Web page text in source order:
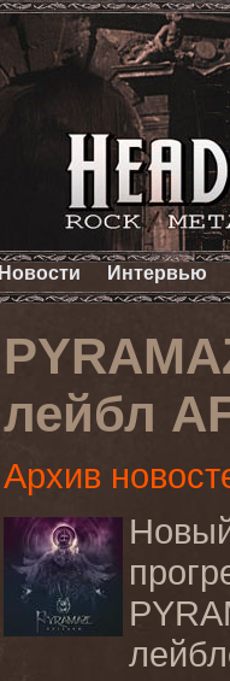
Новости Интервью
лейбл
Архив